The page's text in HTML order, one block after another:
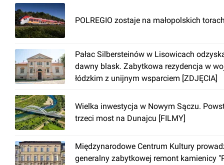
POLREGIO zostaje na małopolskich
Pałac Silbersteinów w Lisowicach
dawny blask. Zabytkowa rezydencja w
łódzkim z unijnym wsparciem [ZDJĘCIA]
Wielka inwestycja w Nowym Sączu.
trzeci most na Dunajcu [FILMY]
Międzynarodowe Centrum Kultury
generalny zabytkowej remont kamienicy